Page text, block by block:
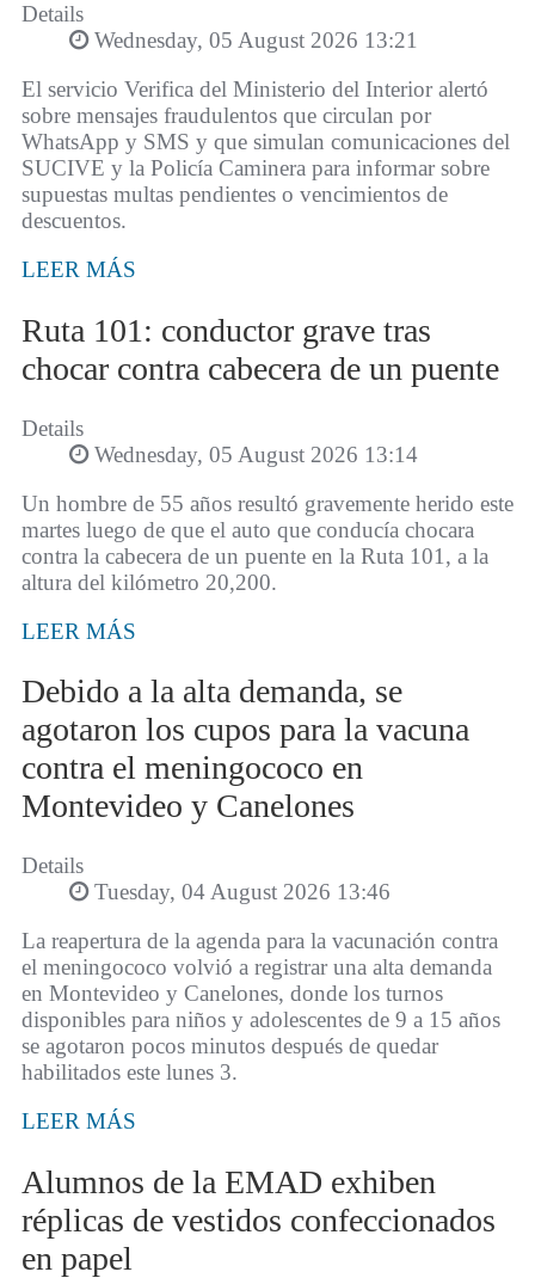
Details
Wednesday, 05 August 2026 13:21
El servicio Verifica del Ministerio del Interior alertó
sobre mensajes fraudulentos que circulan por
WhatsApp y SMS y que simulan comunicaciones del
SUCIVE y la Policía Caminera para informar sobre
supuestas multas pendientes o vencimientos de
descuentos.
LEER MÁS
Ruta 101: conductor grave tras
chocar contra cabecera de un puente
Details
Wednesday, 05 August 2026 13:14
Un hombre de 55 años resultó gravemente herido este
martes luego de que el auto que conducía chocara
contra la cabecera de un puente en la Ruta 101, a la
altura del kilómetro 20,200.
LEER MÁS
Debido a la alta demanda, se
agotaron los cupos para la vacuna
contra el meningococo en
Montevideo y Canelones
Details
Tuesday, 04 August 2026 13:46
La reapertura de la agenda para la vacunación contra
el meningococo volvió a registrar una alta demanda
en Montevideo y Canelones, donde los turnos
disponibles para niños y adolescentes de 9 a 15 años
se agotaron pocos minutos después de quedar
habilitados este lunes 3.
LEER MÁS
Alumnos de la EMAD exhiben
réplicas de vestidos confeccionados
en papel